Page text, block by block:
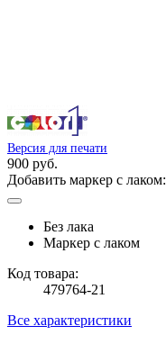
Версия для печати
900 руб.
Добавить маркер с лаком:
Без лака
Маркер с лаком
Код товара:
479764-21
Все характеристики